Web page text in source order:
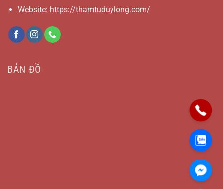
Website: https://thamtuduylong.com/
BẢN ĐỒ